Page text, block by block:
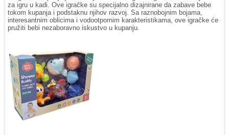
za igru u kadi. Ove igračke su specijalno dizajnirane da zabave bebe
tokom kupanja i podstaknu njihov razvoj. Sa raznobojnim bojama,
interesantnim oblicima i vodootpornim karakteristikama, ove igračke će
pružiti bebi nezaboravno iskustvo u kupanju.